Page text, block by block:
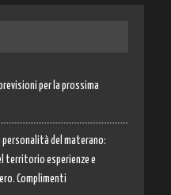
per la prossima
personalità del materano:
territorio esperienze e
Complimenti